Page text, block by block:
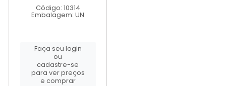
Código: 10314
Embalagem: UN
Faça seu login
ou
cadastre-se
para ver preços
e comprar